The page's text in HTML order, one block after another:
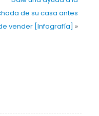
de su casa antes
vender [Infografía] »